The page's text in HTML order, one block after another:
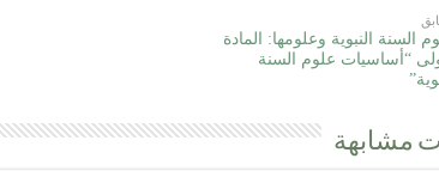
السنة النبوية وعلومها: المادة
“أساسيات علوم السنة
مشابهة